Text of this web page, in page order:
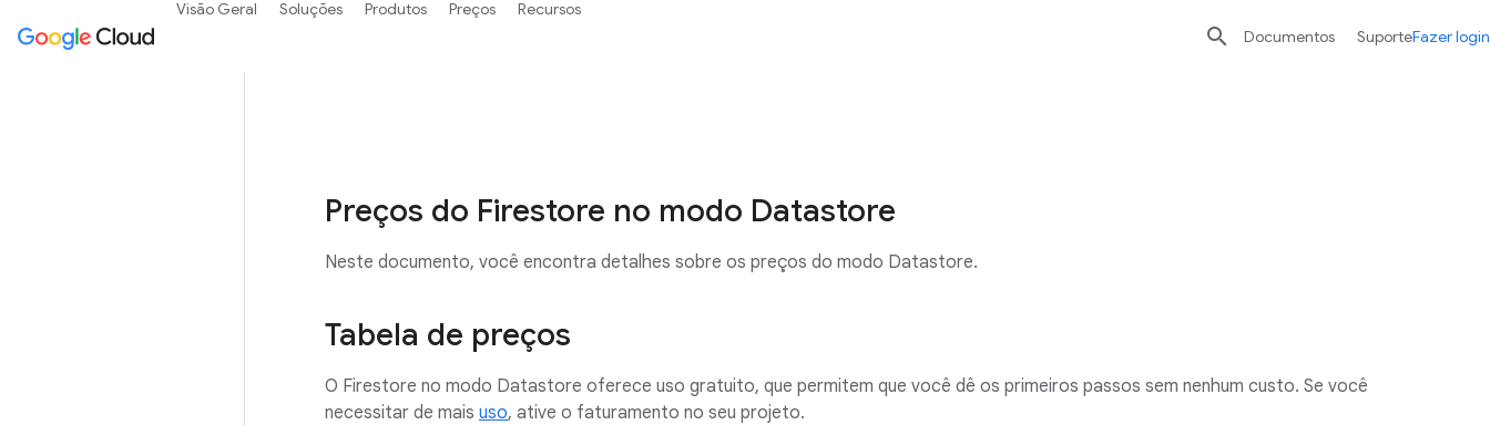
Preços do Firestore no modo Datastore
Neste documento, você encontra detalhes sobre os preços do modo Datastore.
Tabela de preços
O Firestore no modo Datastore oferece uso gratuito, que permitem que você dê os primeiros passos sem nenhum custo. Se você
necessitar de mais uso, ative o faturamento no seu projeto.
Visão Geral Soluções Produtos Preços Recursos
 Documentos SuporteFazer login